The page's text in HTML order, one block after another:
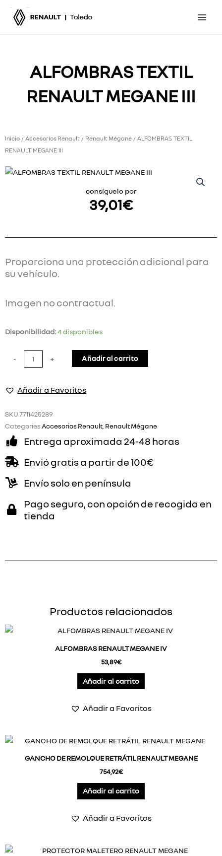
ALFOMBRAS TEXTIL
RENAULT MEGANE III
Inicio / Accesorios Renault / Renault Mégane / ALFOMBRAS TEXTIL
RENAULT MEGANE III
consíguelo por
39,01€
Proporciona una protección adicional para
su vehículo.
Imagen no contractual.
Disponibilidad:4 disponibles
-
ALFOMBRAS
MEGANE
cantidad
+ Añadir al carrito
Añadir a Favoritos
SKU7711425289
CategoriesAccesorios Renault Renault Mégane
Entrega aproximada 24-48 horas
Envió gratis a partir de 100€
Envío solo en península
Pago seguro, con opción de recogida en
tienda
Productos relacionados
ALFOMBRAS RENAULT MEGANE IV
53,89€
Añadir al carrito
Añadir a Favoritos
GANCHO DE REMOLQUE RETRÁTIL RENAULT MEGANE
754,92€
Añadir al carrito
Añadir a Favoritos